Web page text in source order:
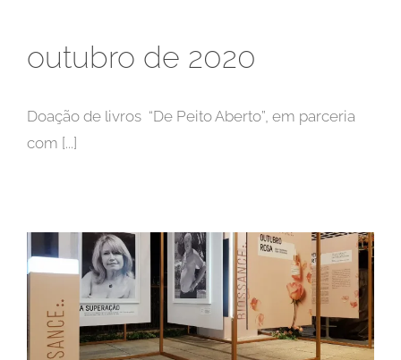
outubro de 2020
Doação de livros “De Peito Aberto”, em parceria
com [...]